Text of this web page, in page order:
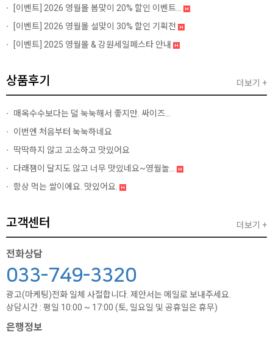
[이벤트] 2026 영월몰 봄맞이 20% 할인 이벤트...
[이벤트] 2026 영월몰 설맞이 30% 할인 기획전
[이벤트] 2025 영월몰 & 강원세일페스타 안내
상품후기
매옥수수보다는 덜 눅눅해서 좋지만. 싸이즈...
이번엔 처음부터 눅눅하네요
딱딱하지 않고 고소하고 맛있어요
다래잼이 달지도 않고 너무 맛있네요~영월놀...
항상 먹는 쌀이에요. 맛있어요.
더보기 +
고객센터
전화상담
033-749-3320
광고(마케팅)전화 일체 사절합니다. 제안서는 메일로 보내주세요.
상담시간 : 평일 10:00 ~ 17:00 (토, 일요일 및 공휴일은 휴무)
은행정보
더보기 +